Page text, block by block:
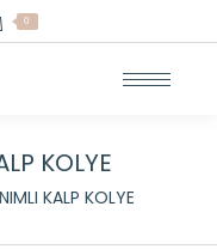
0
KOLYE
KALP KOLYE